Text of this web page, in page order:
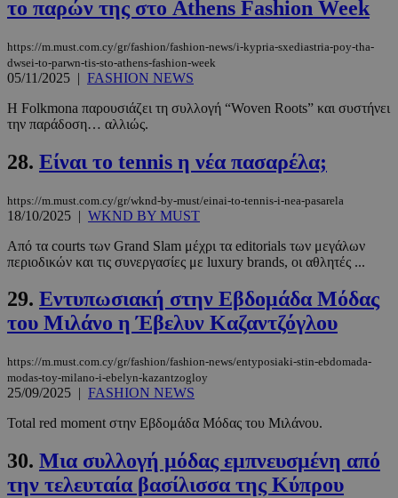
το παρών της στο Athens Fashion Week
https://m.must.com.cy/gr/fashion/fashion-news/i-kypria-sxediastria-poy-tha-
dwsei-to-parwn-tis-sto-athens-fashion-week
05/11/2025 | FASHION NEWS
Η Folkmona παρουσιάζει τη συλλογή “Woven Roots” και συστήνει
την παράδοση… αλλιώς.
28. Είναι το tennis η νέα πασαρέλα;
https://m.must.com.cy/gr/wknd-by-must/einai-to-tennis-i-nea-pasarela
18/10/2025 | WKND BY MUST
Από τα courts των Grand Slam μέχρι τα editorials των μεγάλων
περιοδικών και τις συνεργασίες με luxury brands, οι αθλητές ...
29. Εντυπωσιακή στην Εβδομάδα Μόδας
του Μιλάνο η Έβελυν Καζαντζόγλου
https://m.must.com.cy/gr/fashion/fashion-news/entyposiaki-stin-ebdomada-
modas-toy-milano-i-ebelyn-kazantzogloy
25/09/2025 | FASHION NEWS
Total red moment στην Εβδομάδα Μόδας του Μιλάνου.
30. Μια συλλογή μόδας εμπνευσμένη από
την τελευταία βασίλισσα της Κύπρου
PHPSESSID
PHP.net
συνεδρία